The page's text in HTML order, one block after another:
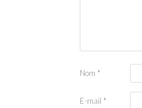
Nom *
E-mail *